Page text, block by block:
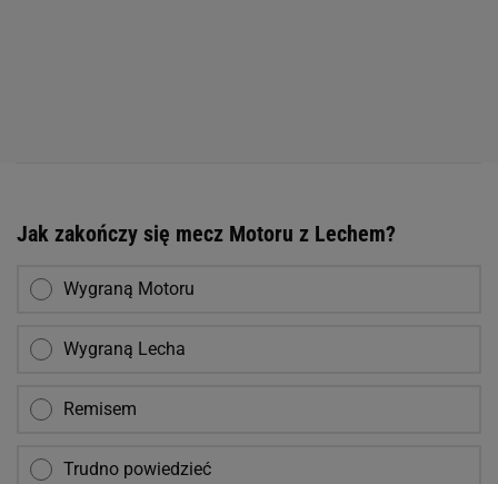
Jak zakończy się mecz Motoru z Lechem?
Wygraną Motoru
Wygraną Lecha
Remisem
Trudno powiedzieć